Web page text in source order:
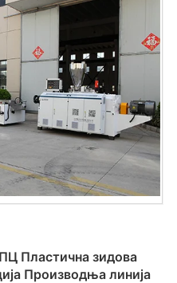
Пластична зидова
Производња линија